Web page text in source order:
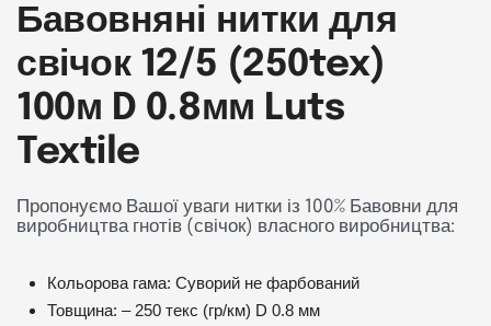
Бавовняні нитки для
свічок 12/5 (250tex)
100м D 0.8мм Luts
Textile
Пропонуємо Вашої уваги нитки із 100% Бавовни для
виробництва гнотів (свічок) власного виробництва:
Кольорова гама: Суворий не фарбований
Товщина: – 250 текс (гр/км) D 0.8 мм